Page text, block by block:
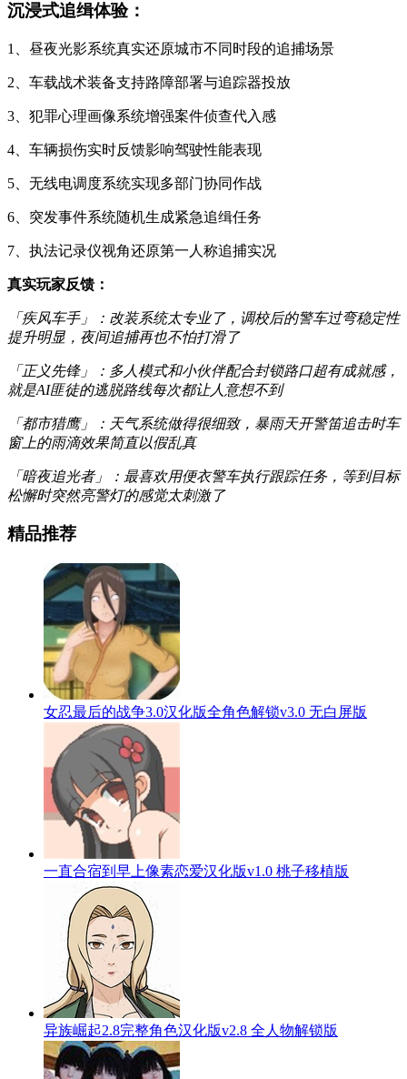
沉浸式追缉体验：
1、昼夜光影系统真实还原城市不同时段的追捕场景
2、车载战术装备支持路障部署与追踪器投放
3、犯罪心理画像系统增强案件侦查代入感
4、车辆损伤实时反馈影响驾驶性能表现
5、无线电调度系统实现多部门协同作战
6、突发事件系统随机生成紧急追缉任务
7、执法记录仪视角还原第一人称追捕实况
真实玩家反馈：
「疾风车手」：改装系统太专业了，调校后的警车过弯稳定性
提升明显，夜间追捕再也不怕打滑了
「正义先锋」：多人模式和小伙伴配合封锁路口超有成就感，
就是AI匪徒的逃脱路线每次都让人意想不到
「都市猎鹰」：天气系统做得很细致，暴雨天开警笛追击时车
窗上的雨滴效果简直以假乱真
「暗夜追光者」：最喜欢用便衣警车执行跟踪任务，等到目标
松懈时突然亮警灯的感觉太刺激了
精品推荐
女忍最后的战争3.0汉化版全角色解锁v3.0 无白屏版
一直合宿到早上像素恋爱汉化版v1.0 桃子移植版
异族崛起2.8完整角色汉化版v2.8 全人物解锁版